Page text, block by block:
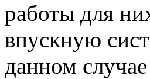
работы для
впускную
данном